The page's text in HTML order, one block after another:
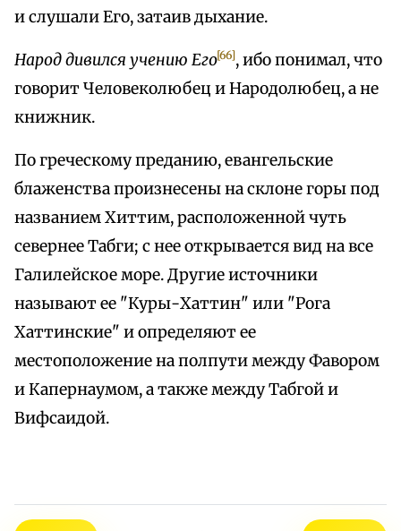
и слушали Его, затаив дыхание.
Народ дивился учению Его[66], ибо понимал, что
говорит Человеколюбец и Народолюбец, а не
книжник.
По греческому преданию, евангельские
блаженства произнесены на склоне горы под
названием Хиттим, расположенной чуть
севернее Табги; с нее открывается вид на все
Галилейское море. Другие источники
называют ее "Куры-Хаттин" или "Рога
Хаттинские" и определяют ее
местоположение на полпути между Фавором
и Капернаумом, а также между Табгой и
Вифсаидой.